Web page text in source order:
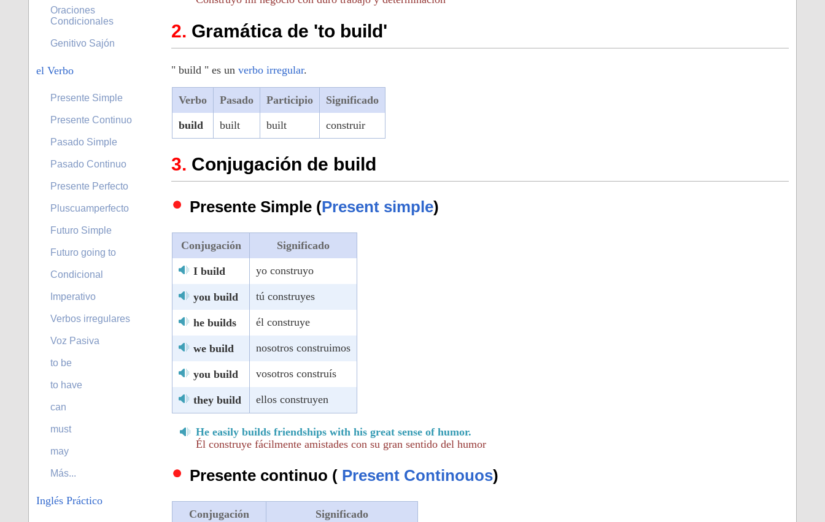
Gramática de 'to build'
" build " es un verbo irregular.
Verbo Pasado Participio Significado
build built built construir
Conjugación de build
Presente Simple (Present simple)
Conjugación Significado
I build yo construyo
you build tú construyes
he builds él construye
we build nosotros construimos
you build vosotros construís
they build ellos construyen
He easily builds friendships with his great sense of humor.
Él construye fácilmente amistades con su gran sentido del humor
Presente continuo ( Present Continouos)
Conjugación Significado
Oraciones
Condicionales
Genitivo Sajón
el Verbo
Presente Simple
Presente Continuo
Pasado Simple
Pasado Continuo
Presente Perfecto
Pluscuamperfecto
Futuro Simple
Futuro going to
Condicional
Imperativo
Verbos irregulares
Voz Pasiva
to be
to have
can
must
may
Más...
Inglés Práctico